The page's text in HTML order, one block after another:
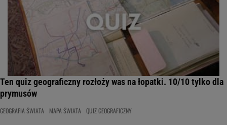
Ten quiz geograficzny rozłoży was na łopatki. 10/10 tylko dla
prymusów
GEOGRAFIA ŚWIATA MAPA ŚWIATA QUIZ GEOGRAFICZNY